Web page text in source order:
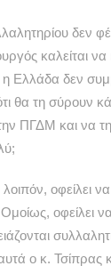
δεν
καλείται να
η Ελλάδα δεν
θα τη σύρουν
ΠΓΔΜ και να
οφείλει να
οφείλει
ο κ.